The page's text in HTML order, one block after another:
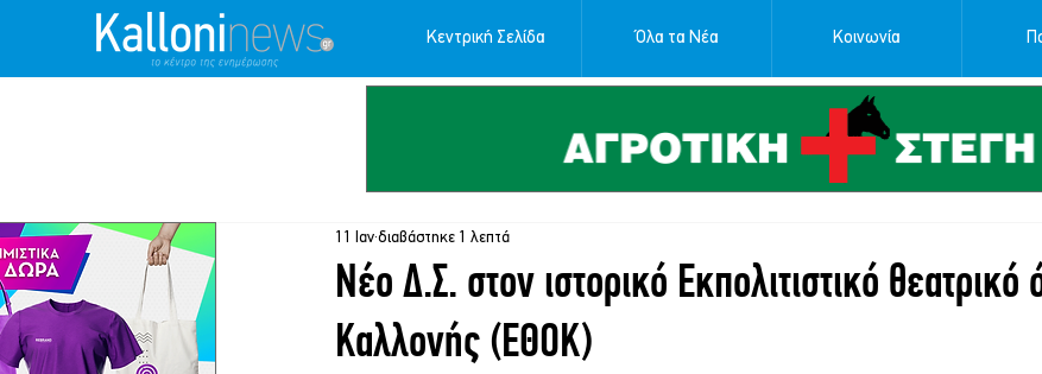
Κεντρική Σελίδα Όλα τα Νέα Κοινωνία
Νέο Δ.Σ. στον ιστορικό Εκπολιτιστικό θεατρικό
Καλλονής (ΕΘΟΚ)
11 Ιαν διαβάστηκε 1 λεπτά